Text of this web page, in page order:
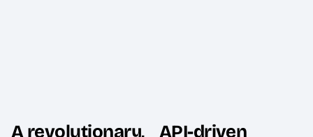
A revolutionary, API-driven